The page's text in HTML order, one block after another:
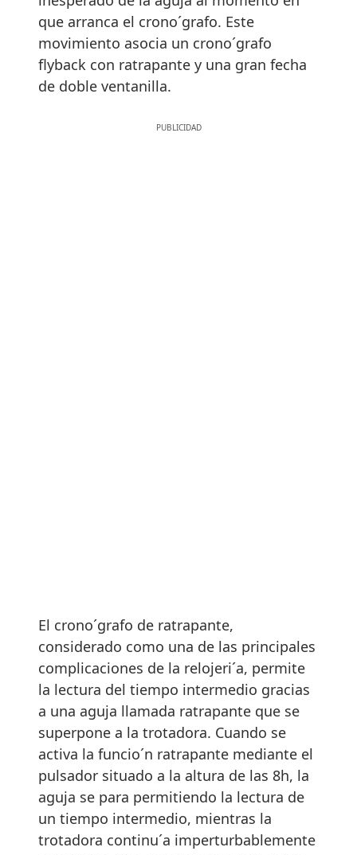
que arranca el crono´grafo. Este
movimiento asocia un crono´grafo
flyback con ratrapante y una gran fecha
de doble ventanilla.
El crono´grafo de ratrapante,
considerado como una de las principales
complicaciones de la relojeri´a, permite
la lectura del tiempo intermedio gracias
a una aguja llamada ratrapante que se
superpone a la trotadora. Cuando se
activa la funcio´n ratrapante mediante el
pulsador situado a la altura de las 8h, la
aguja se para permitiendo la lectura de
un tiempo intermedio, mientras la
trotadora continu´a imperturbablemente